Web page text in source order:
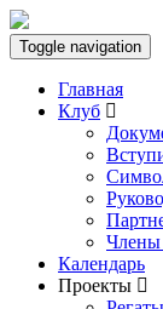
Toggle navigation
Главная
Клуб
Члены
Календарь
Проекты